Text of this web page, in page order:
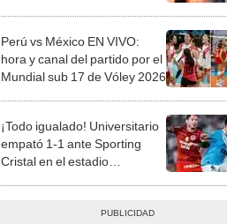
Perú vs México EN VIVO:
hora y canal del partido por el
Mundial sub 17 de Vóley 2026
¡Todo igualado! Universitario
empató 1-1 ante Sporting
Cristal en el estadio